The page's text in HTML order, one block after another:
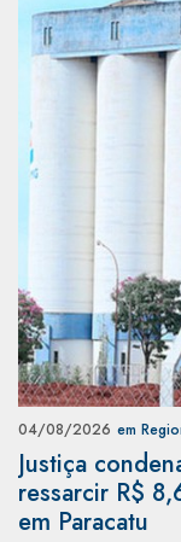
04/08/2026 em
Justiça
ressarcir R$
em Paracatu